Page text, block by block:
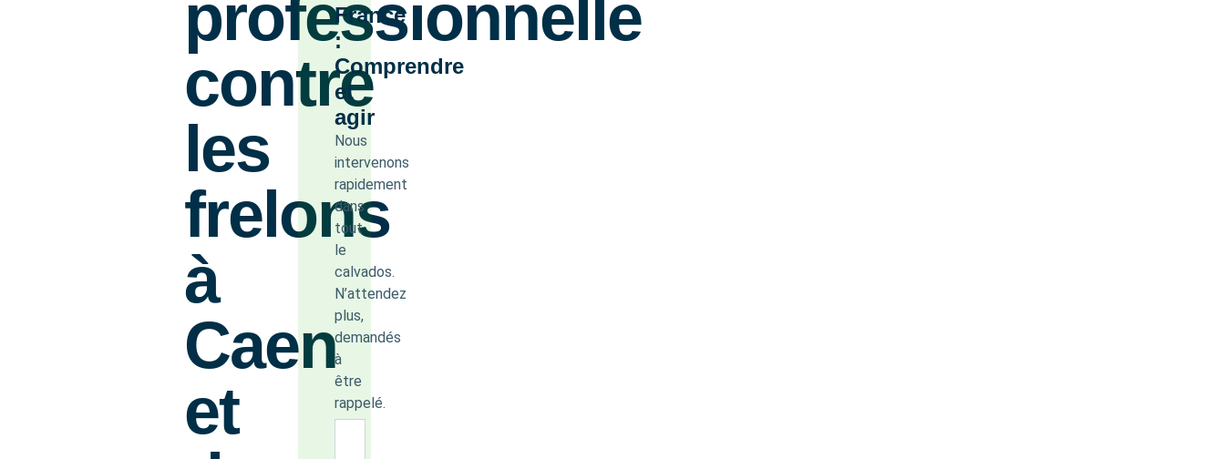
professionnelle
contre
les
frelons
à
Caen
et
France
:
Comprendre
et
agir
Nous
intervenons
rapidement
dans
tout
le
calvados.
N’attendez
plus,
demandés
à
être
rappelé.